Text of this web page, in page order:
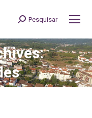
Search:
Pesquisar